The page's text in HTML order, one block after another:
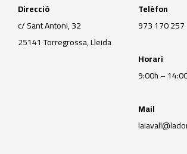
Direcció
c/ Sant Antoni, 32
25141 Torregrossa, Lleida
Telèfon
973 170 257
Horari
9:00h –
Mail